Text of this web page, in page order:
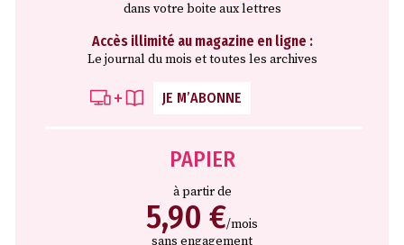
dans votre boite aux lettres
Accès illimité au magazine en ligne :
Le journal du mois et toutes les archives
JE M’ABONNE
PAPIER
à partir de
5,90 €/mois
sans engagement